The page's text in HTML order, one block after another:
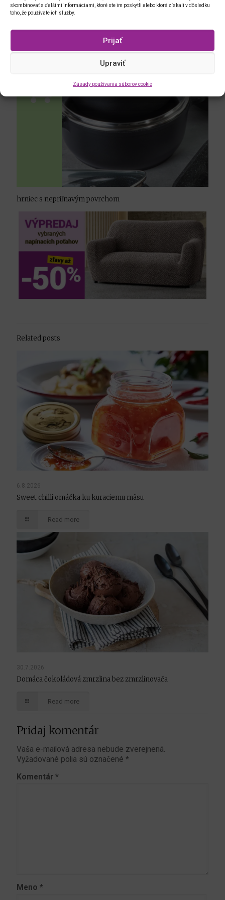
skombinovať s ďalšími informáciami, ktoré ste im poskytli alebo ktoré získali v dôsledku
toho, že používate ich služby.
Prijať
Upraviť
Zásady používania súborov cookie
hrniec s nepriľnavým povrchom
Related posts
6.8.2026
Sweet chilli omáčka ku kuraciemu mäsu
Read more
30.7.2026
Domáca čokoládová zmrzlina bez zmrzlinovača
Read more
Pridaj komentár
Vaša e-mailová adresa nebude zverejnená.
Vyžadované polia sú označené *
Komentár *
Meno *